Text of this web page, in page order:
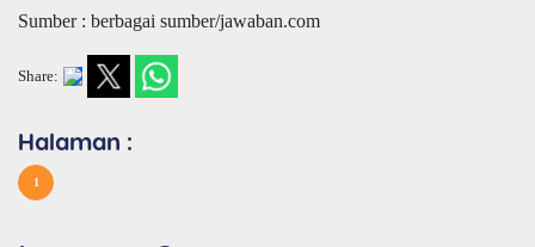
Sumber : berbagai sumber/jawaban.com
Share:
Halaman :
1